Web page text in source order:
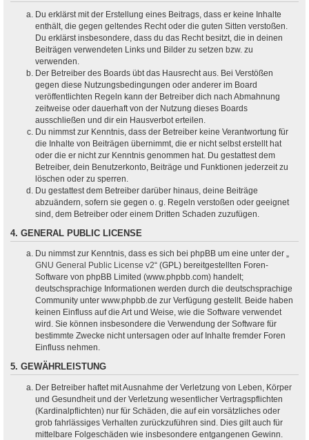
Du erklärst mit der Erstellung eines Beitrags, dass er keine Inhalte
enthält, die gegen geltendes Recht oder die guten Sitten verstoßen.
Du erklärst insbesondere, dass du das Recht besitzt, die in deinen
Beiträgen verwendeten Links und Bilder zu setzen bzw. zu
verwenden.
Der Betreiber des Boards übt das Hausrecht aus. Bei Verstößen
gegen diese Nutzungsbedingungen oder anderer im Board
veröffentlichten Regeln kann der Betreiber dich nach Abmahnung
zeitweise oder dauerhaft von der Nutzung dieses Boards
ausschließen und dir ein Hausverbot erteilen.
Du nimmst zur Kenntnis, dass der Betreiber keine Verantwortung für
die Inhalte von Beiträgen übernimmt, die er nicht selbst erstellt hat
oder die er nicht zur Kenntnis genommen hat. Du gestattest dem
Betreiber, dein Benutzerkonto, Beiträge und Funktionen jederzeit zu
löschen oder zu sperren.
Du gestattest dem Betreiber darüber hinaus, deine Beiträge
abzuändern, sofern sie gegen o. g. Regeln verstoßen oder geeignet
sind, dem Betreiber oder einem Dritten Schaden zuzufügen.
4. GENERAL PUBLIC LICENSE
Du nimmst zur Kenntnis, dass es sich bei phpBB um eine unter der „
GNU General Public License v2“ (GPL) bereitgestellten Foren-
Software von phpBB Limited (www.phpbb.com) handelt;
deutschsprachige Informationen werden durch die deutschsprachige
Community unter www.phpbb.de zur Verfügung gestellt. Beide haben
keinen Einfluss auf die Art und Weise, wie die Software verwendet
wird. Sie können insbesondere die Verwendung der Software für
bestimmte Zwecke nicht untersagen oder auf Inhalte fremder Foren
Einfluss nehmen.
5. GEWÄHRLEISTUNG
Der Betreiber haftet mit Ausnahme der Verletzung von Leben, Körper
und Gesundheit und der Verletzung wesentlicher Vertragspflichten
(Kardinalpflichten) nur für Schäden, die auf ein vorsätzliches oder
grob fahrlässiges Verhalten zurückzuführen sind. Dies gilt auch für
mittelbare Folgeschäden wie insbesondere entgangenen Gewinn.